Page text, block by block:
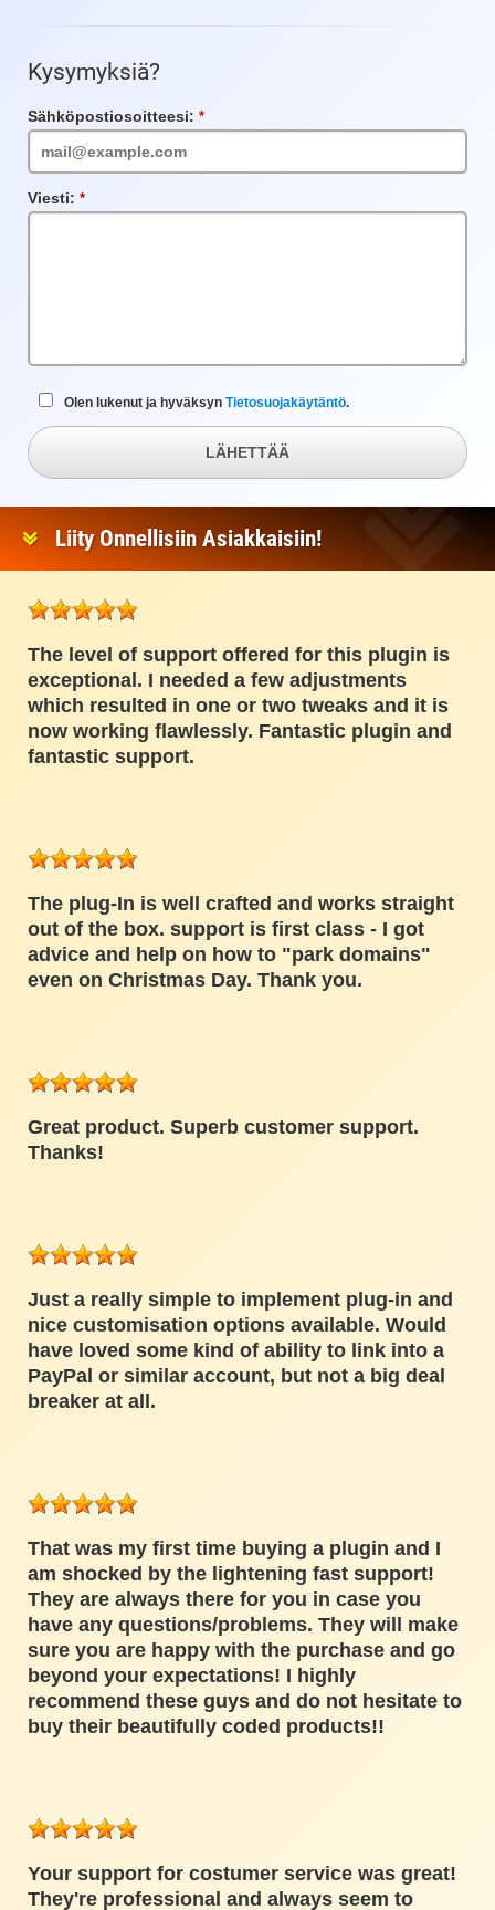
Kysymyksiä?
Sähköpostiosoitteesi:
kenttä
Viesti:
kenttä
Olen lukenut ja hyväksyn Tietosuojakäytäntö.
LÄHETTÄÄ
Liity Onnellisiin Asiakkaisiin!
The level of support offered for this plugin is
exceptional. I needed a few adjustments
which resulted in one or two tweaks and it is
now working flawlessly. Fantastic plugin and
fantastic support.
The plug-In is well crafted and works straight
out of the box. support is first class - I got
advice and help on how to "park domains"
even on Christmas Day. Thank you.
Great product. Superb customer support.
Thanks!
Just a really simple to implement plug-in and
nice customisation options available. Would
have loved some kind of ability to link into a
PayPal or similar account, but not a big deal
breaker at all.
That was my first time buying a plugin and I
am shocked by the lightening fast support!
They are always there for you in case you
have any questions/problems. They will make
sure you are happy with the purchase and go
beyond your expectations! I highly
recommend these guys and do not hesitate to
buy their beautifully coded products!!
Your support for costumer service was great!
They're professional and always seem to